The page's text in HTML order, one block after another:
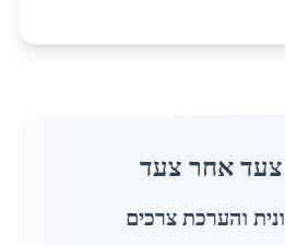
צעד אחר צעד